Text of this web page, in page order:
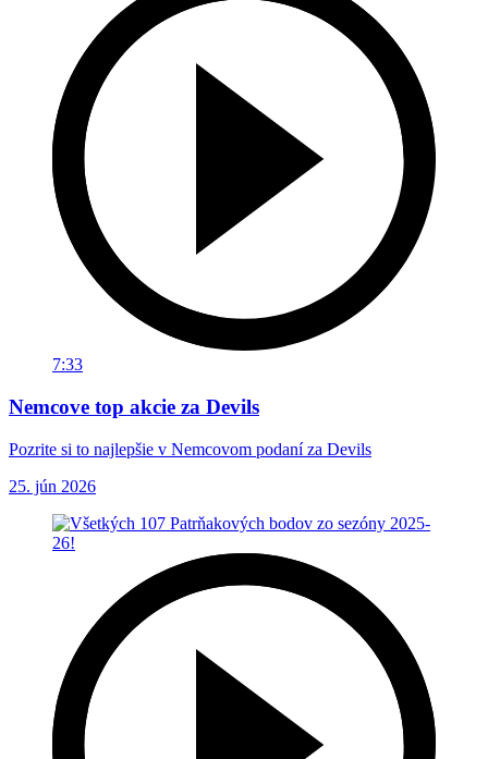
7:33
Nemcove top akcie za Devils
Pozrite si to najlepšie v Nemcovom podaní za Devils
25. jún 2026